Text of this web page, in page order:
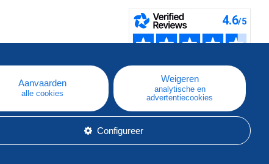
Aanvaarden
alle cookies
Weigeren
analytische en
advertentiecookies
Configureer